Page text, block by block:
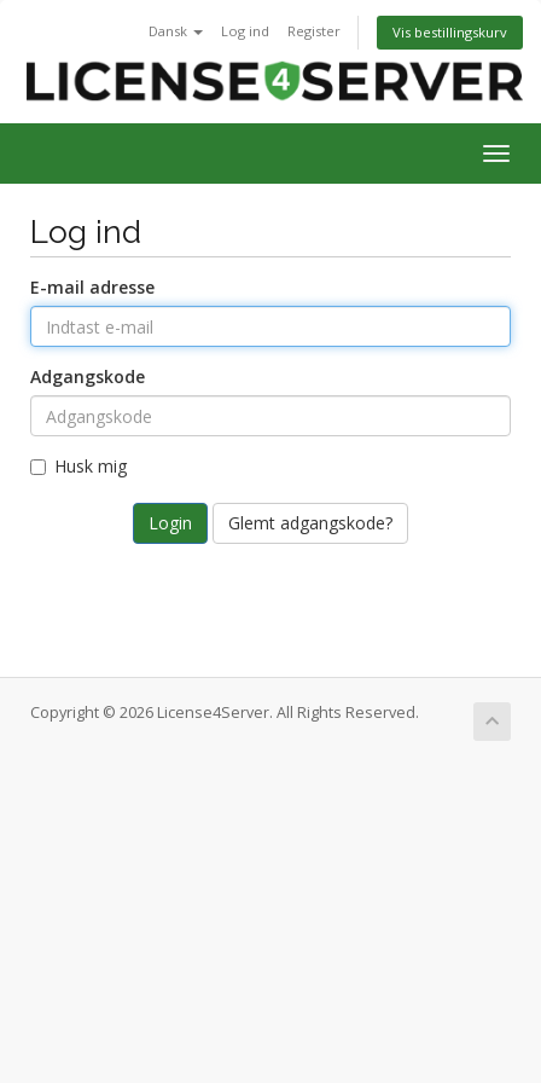
Dansk Log ind Register Vis bestillingskurv
Log ind
E-mail adresse
Adgangskode
Husk mig
Glemt adgangskode?
Copyright © 2026 License4Server. All Rights Reserved.